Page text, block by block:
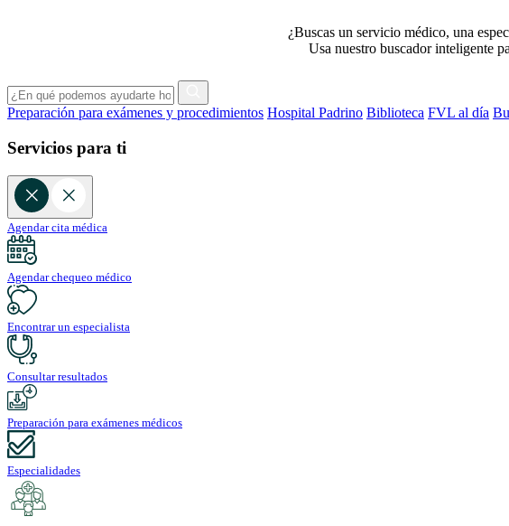
¿Buscas un servicio médico, una
Usa nuestro buscador inteligente
Preparación para exámenes y procedimientos Hospital Padrino Biblioteca FVL al día
Servicios para ti
Agendar cita médica
Agendar chequeo médico
Encontrar un especialista
Consultar resultados
Preparación para exámenes médicos
Especialidades